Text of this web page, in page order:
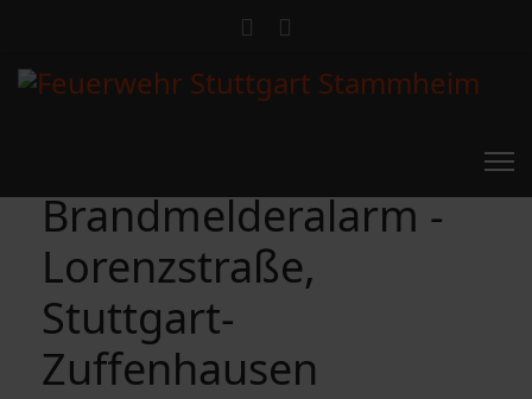
Brandmelderalarm -
Lorenzstraße,
Stuttgart-
Zuffenhausen